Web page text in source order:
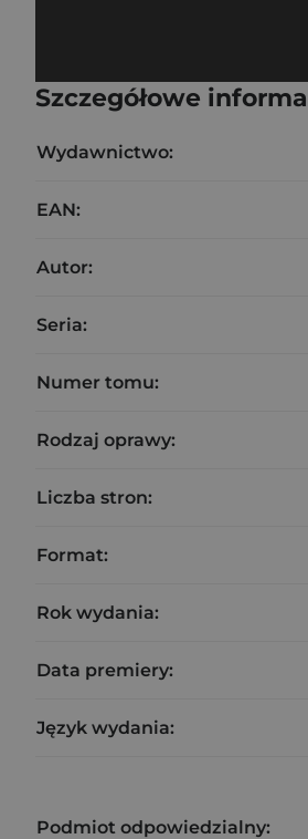
Szczegółowe
Wydawnictwo:
EAN:
Autor:
Seria:
Numer tomu:
Rodzaj oprawy:
Liczba stron:
Format:
Rok wydania:
Data premiery:
Język wydania:
Podmiot odpowiedzialny: